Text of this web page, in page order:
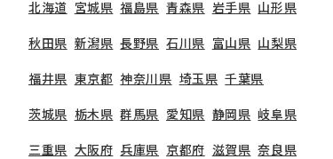
北海道 宮城県 福島県 青森県 岩手県 山形県
秋田県 新潟県 長野県 石川県 富山県 山梨県
福井県 東京都 神奈川県 埼玉県 千葉県
茨城県 栃木県 群馬県 愛知県 静岡県 岐阜県
三重県 大阪府 兵庫県 京都府 滋賀県 奈良県